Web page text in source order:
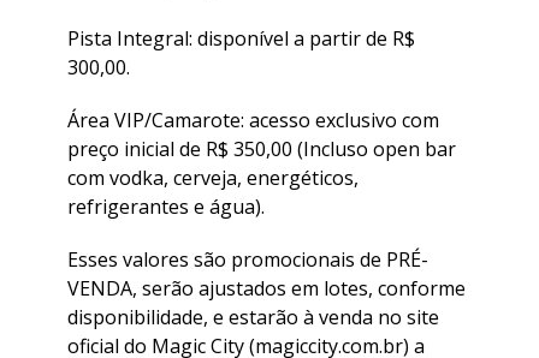
Pista Integral: disponível a partir de R$
300,00.
Área VIP/Camarote: acesso exclusivo com
preço inicial de R$ 350,00 (Incluso open bar
com vodka, cerveja, energéticos,
refrigerantes e água).
Esses valores são promocionais de PRÉ-
VENDA, serão ajustados em lotes, conforme
disponibilidade, e estarão à venda no site
oficial do Magic City (magiccity.com.br) a